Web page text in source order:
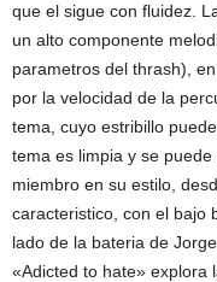
que el sigue con fluidez.
un alto componente
parametros del thrash),
por la velocidad de la
tema, cuyo estribillo
tema es limpia y se
miembro en su estilo,
caracteristico, con el bajo
lado de la bateria de
«Adicted to hate» explora